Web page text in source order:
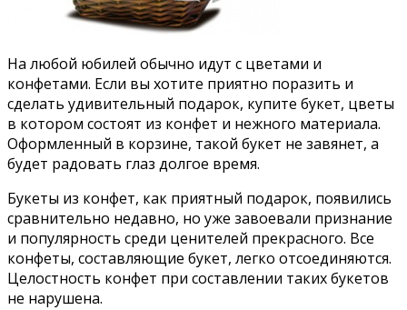
На любой юбилей обычно идут с цветами и
конфетами. Если вы хотите приятно поразить и
сделать удивительный подарок, купите букет, цветы
в котором состоят из конфет и нежного материала.
Оформленный в корзине, такой букет не завянет, а
будет радовать глаз долгое время.
Букеты из конфет, как приятный подарок, появились
сравнительно недавно, но уже завоевали признание
и популярность среди ценителей прекрасного. Все
конфеты, составляющие букет, легко отсоединяются.
Целостность конфет при составлении таких букетов
не нарушена.